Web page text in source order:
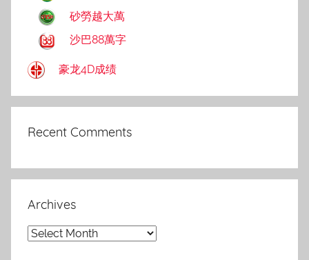
砂勞越大萬
沙巴88萬字
豪龙4D成绩
Recent Comments
Archives
Archives